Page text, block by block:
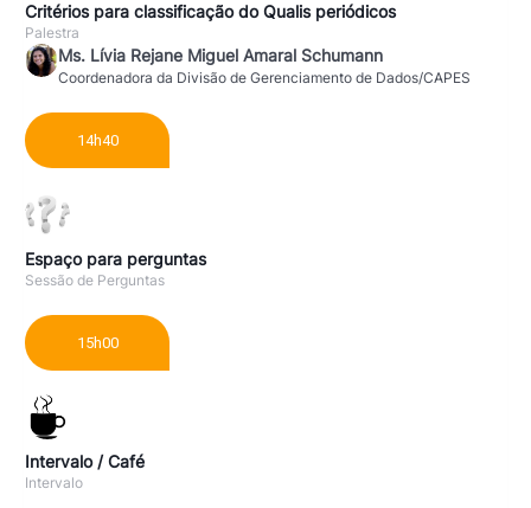
Critérios para classificação do Qualis periódicos
Palestra
Ms. Lívia Rejane Miguel Amaral Schumann
Coordenadora da Divisão de Gerenciamento de Dados/CAPES
Espaço para perguntas
Sessão de Perguntas
14h40
Intervalo / Café
Intervalo
15h00